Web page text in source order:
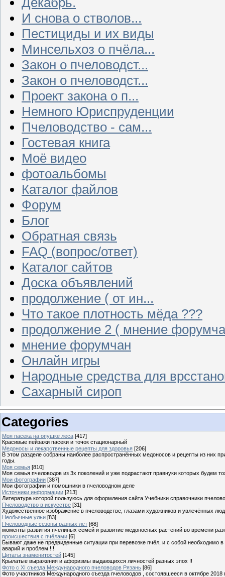
И снова о стволов...
Пестициды и их виды
Минсельхоз о пчёла...
Закон о пчеловодст...
Закон о пчеловодст...
Проект закона о п...
Немного Юриспруденции
Пчеловодство - сам...
Гостевая книга
Моё видео
фотоальбомы
Каталог файлов
Форум
Блог
Обратная связь
FAQ (вопрос/ответ)
Каталог сайтов
Доска объявлений
продолжение ( от ин...
Что такое плотность мёда ???
продолжение 2 ( мнение
мнение форумчан
Онлайн игры
Народные средства для
Сахарный сироп
Categories
Моя пасека на опушке леса [417]
Красивые пейзажи пасеки и точок стационарный
Медоносы и лекарственные рецепты для здоровья [206]
В этом разделе собраны наиболее распространённых медоносов и рецепты из них
годы.
Моя семья [810]
Моя семья пчеловодов из 3х поколений и уже подрастают правнуки которых будем
Мои фотографии [387]
Мои фотографии и помошники в пчеловодном деле
Источники информации [213]
Литература которой пользуюсь для оформления сайта Учебники справочники
Пчеловодство в искусстве [31]
Художественное изображение в пчеловодстве, глазами художников и увлечённых
Необычные ульи [83]
Пчеловодные сезоны разных лет [68]
моменты развития пчелиных семей и развитие медоносных растений во времени
происшествия с пчёлами [6]
Бывают даже не предвиденные ситуации при перевозке пчёл, и с собой необходимо
аварий и проблем !!!
Цитаты знаменитостей [145]
Крылатые выражения и афоризмы выдающихся личностей разных эпох !!
Фото с XI съезда Международного пчеловодов Рязань [86]
Фото участников Международного съезда пчеловодов , состоявшееся в октябре 2018